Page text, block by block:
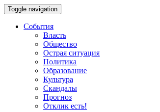
Toggle navigation
События
Власть
Общество
Острая ситуация
Политика
Образование
Культура
Скандалы
Прогноз
Отклик есть!